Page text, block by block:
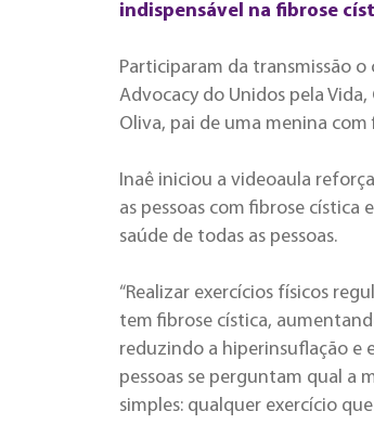
indispensável na fibrose
Participaram da transmissão
Advocacy do Unidos pela
Oliva, pai de uma menina
Inaê iniciou a videoaula
as pessoas com fibrose
saúde de todas as pessoas.
“Realizar exercícios físicos
tem fibrose cística,
reduzindo a hiperinsuflação e
pessoas se perguntam qual a
simples: qualquer exercício